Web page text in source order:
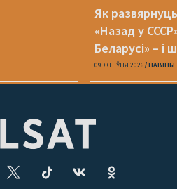
Як
«Назад у
Беларусі» – і
09 ЖНІЎНЯ 2026 НАВІНЫ